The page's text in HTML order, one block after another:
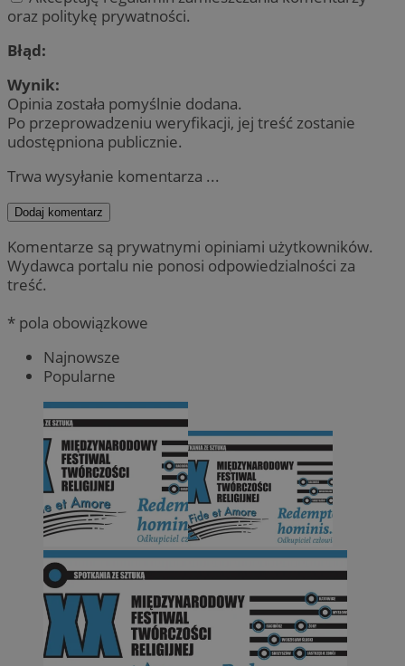
oraz politykę prywatności.
Błąd:
Wynik:
Opinia została pomyślnie dodana.
Po przeprowadzeniu weryfikacji, jej treść zostanie
udostępniona publicznie.
Trwa wysyłanie komentarza ...
Dodaj komentarz
Komentarze są prywatnymi opiniami użytkowników.
Wydawca portalu nie ponosi odpowiedzialności za
treść.
* pola obowiązkowe
Najnowsze
Popularne